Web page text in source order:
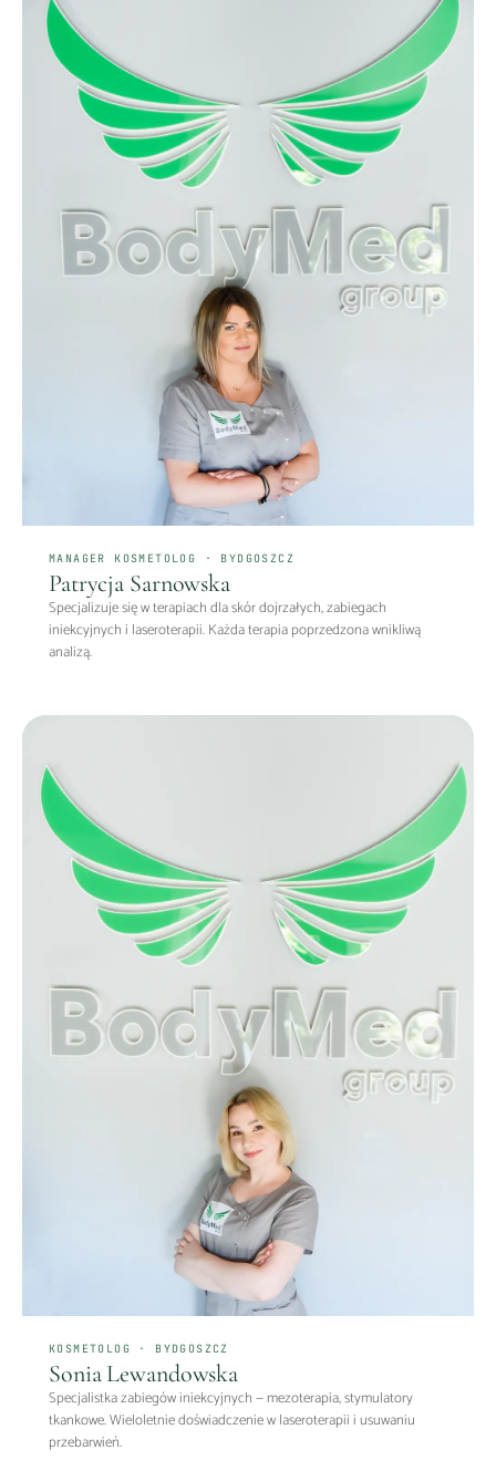
MANAGER KOSMETOLOG · BYDGOSZCZ
Patrycja Sarnowska
Specjalizuje się w terapiach dla skór dojrzałych, zabiegach
iniekcyjnych i laseroterapii. Każda terapia poprzedzona wnikliwą
analizą.
KOSMETOLOG · BYDGOSZCZ
Sonia Lewandowska
Specjalistka zabiegów iniekcyjnych — mezoterapia, stymulatory
tkankowe. Wieloletnie doświadczenie w laseroterapii i usuwaniu
przebarwień.